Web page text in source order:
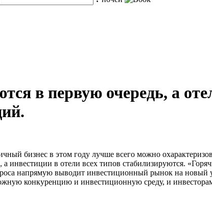
в первую очередь, а
бизнес в этом году лучше всего можно
инвестиции в отели всех типов стабилизируются.
напрямую выводит инвестиционный рынок на новый
конкуренцию и инвестиционную среду, и